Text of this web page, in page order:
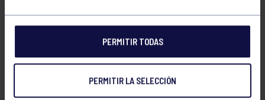
PERMITIR TODAS
PERMITIR LA SELECCIÓN
JIMENA ARCONADA OCARIZ,
DANIELA MALDONADO ALVAREZ